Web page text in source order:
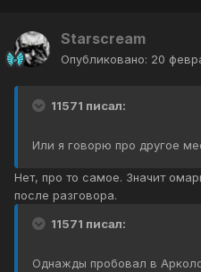
Starscream
Опубликовано: 20
11571 писал:
Или я говорю про другое
Нет, про то самое. Значит
после разговора.
11571 писал:
Однажды пробовал в